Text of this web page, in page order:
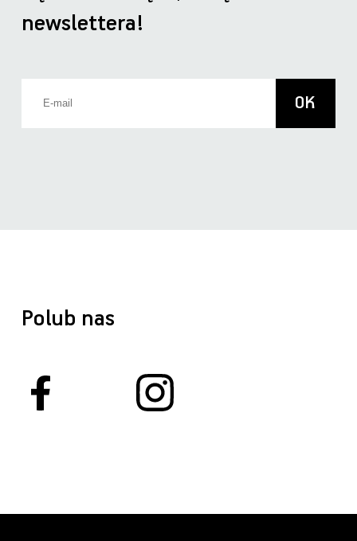
Polub nas
newslettera!